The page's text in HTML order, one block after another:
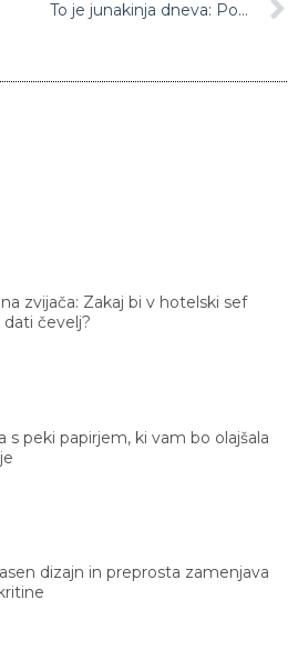
To je junakinja dneva: Poglejte, kaj je ta ženska naredila za svojega psička
zvijača: Zakaj bi v hotelski sef
dati čevelj?
s peki papirjem, ki vam bo olajšala
dizajn in preprosta zamenjava